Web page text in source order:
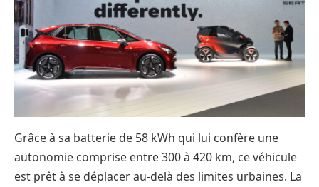
Grâce à sa batterie de 58 kWh qui lui confère une
autonomie comprise entre 300 à 420 km, ce véhicule
est prêt à se déplacer au-delà des limites urbaines. La